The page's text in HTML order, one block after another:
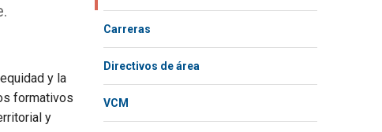
y la
formativos
y
Carreras
Directivos de área
VCM